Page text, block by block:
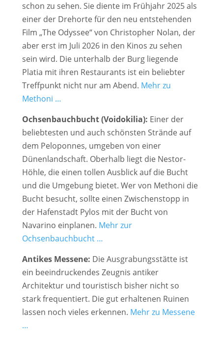
schon zu sehen. Sie diente im Frühjahr 2025 als
einer der Drehorte für den neu entstehenden
Film „The Odyssee“ von Christopher Nolan, der
aber erst im Juli 2026 in den Kinos zu sehen
sein wird. Die unterhalb der Burg liegende
Platia mit ihren Restaurants ist ein beliebter
Treffpunkt nicht nur am Abend. Mehr zu
Methoni …
Ochsenbauchbucht (Voidokilia): Einer der
beliebtesten und auch schönsten Strände auf
dem Peloponnes, umgeben von einer
Dünenlandschaft. Oberhalb liegt die Nestor-
Höhle, die einen tollen Ausblick auf die Bucht
und die Umgebung bietet. Wer von Methoni die
Bucht besucht, sollte einen Zwischenstopp in
der Hafenstadt Pylos mit der Bucht von
Navarino einplanen. Mehr zur
Ochsenbauchbucht …
Antikes Messene: Die Ausgrabungsstätte ist
ein beeindruckendes Zeugnis antiker
Architektur und touristisch bisher nicht so
stark frequentiert. Die gut erhaltenen Ruinen
lassen noch vieles erkennen. Mehr zu Messene
…